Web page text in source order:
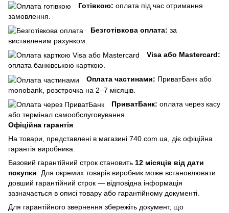
Готівкою: оплата під час отримання
замовлення.
Безготівкова оплата: за
виставленим рахунком.
Visa або Mastercard:
оплата банківською карткою.
Оплата частинами: ПриватБанк або
monobank, розстрочка на 2–7 місяців.
ПриватБанк: оплата через касу
або термінал самообслуговування.
Офіційна гарантія
На товари, представлені в магазині 740.com.ua, діє офіційна
гарантія виробника.
Базовий гарантійний строк становить 12 місяців від дати
покупки . Для окремих товарів виробник може встановлювати
довший гарантійний строк — відповідна інформація
зазначається в описі товару або гарантійному документі.
Для гарантійного звернення збережіть документ, що